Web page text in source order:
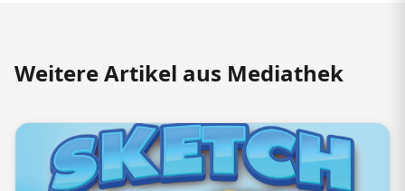
Weitere Artikel aus Mediathek